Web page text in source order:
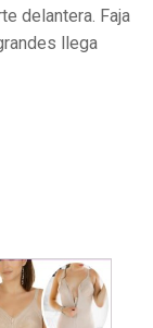
delantera. Faja
llega